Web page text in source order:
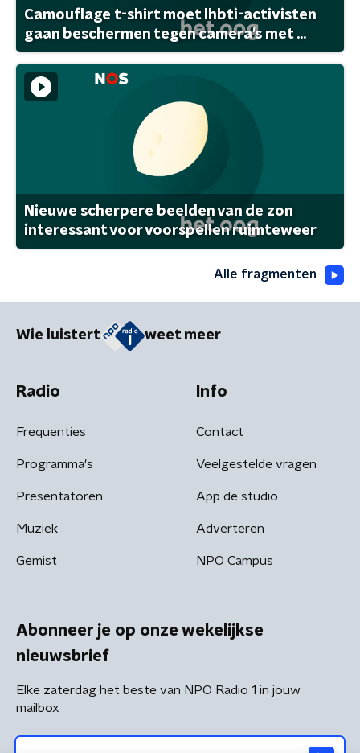
Camouflage t-shirt moet lhbti-activisten
gaan beschermen tegen camera's met ...
Nieuwe scherpere beelden van de zon
interessant voor voorspellen ruimteweer
Alle fragmenten
Wie luistert weet meer
Radio
Frequenties
Programma's
Presentatoren
Muziek
Gemist
Info
Contact
Veelgestelde vragen
App de studio
Adverteren
NPO Campus
Abonneer je op onze wekelijkse
nieuwsbrief
Elke zaterdag het beste van NPO Radio 1 in jouw
mailbox